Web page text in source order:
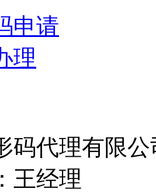
申请
理
码代理有限公
王经理